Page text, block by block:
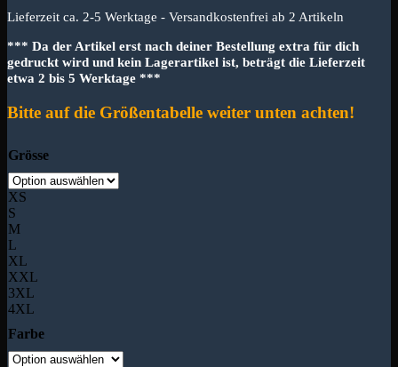
Lieferzeit ca. 2-5 Werktage - Versandkostenfrei ab 2 Artikeln
*** Da der Artikel erst nach deiner Bestellung extra für dich
gedruckt wird und kein Lagerartikel ist, beträgt die Lieferzeit
etwa 2 bis 5 Werktage ***
Bitte auf die Größentabelle weiter unten achten!
Grösse
XS
S
M
L
XL
XXL
3XL
4XL
Farbe